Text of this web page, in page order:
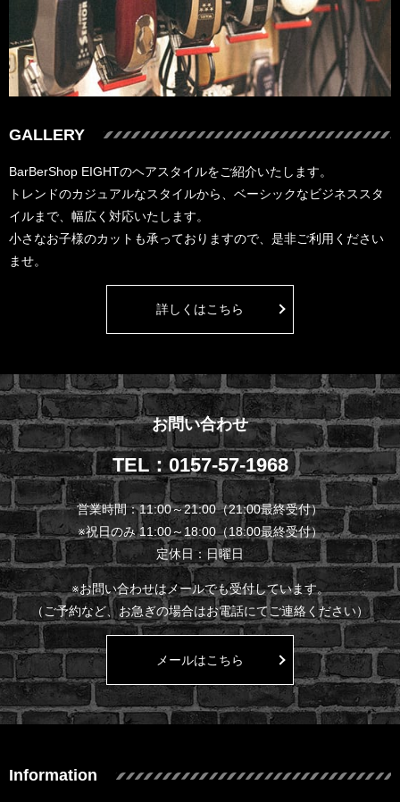
GALLERY
BarBerShop EIGHTのヘアスタイルをご紹介いたします。
トレンドのカジュアルなスタイルから、ベーシックなビジネススタ
イルまで、幅広く対応いたします。
小さなお子様のカットも承っておりますので、是非ご利用ください
ませ。
詳しくはこちら
お問い合わせ
TEL：0157-57-1968
営業時間：11:00～21:00（21:00最終受付）
※祝日のみ 11:00～18:00（18:00最終受付）
定休日：日曜日
※お問い合わせはメールでも受付しています。
（ご予約など、お急ぎの場合はお電話にてご連絡ください）
メールはこちら
Information